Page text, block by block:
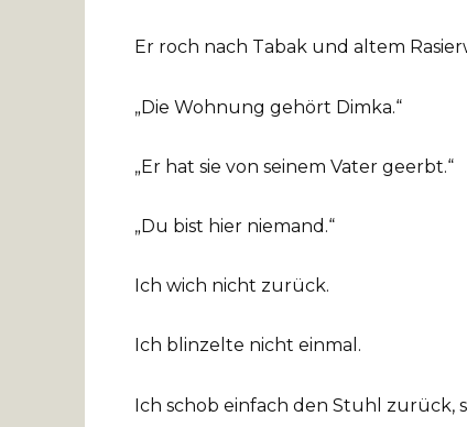
Er roch nach Tabak und altem
„Die Wohnung gehört Dimka.“
„Er hat sie von seinem Vater geerbt.“
„Du bist hier niemand.“
Ich wich nicht zurück.
Ich blinzelte nicht einmal.
Ich schob einfach den Stuhl zurück,